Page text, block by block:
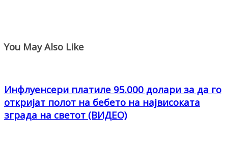
You May Also Like
Инфлуенсери платиле 95.000 долари за да го
откријат полот на бебето на највисоката
зграда на светот (ВИДЕО)